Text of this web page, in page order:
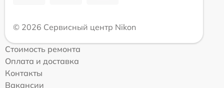
© 2026 Сервисный центр Nikon
Стоимость ремонта
Оплата и доставка
Контакты
Вакансии